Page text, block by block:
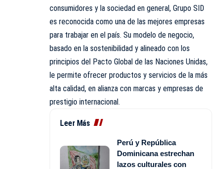
consumidores y la sociedad en general, Grupo SID
es reconocida como una de las mejores empresas
para trabajar en el país. Su modelo de negocio,
basado en la sostenibilidad y alineado con los
principios del Pacto Global de las Naciones Unidas,
le permite ofrecer productos y servicios de la más
alta calidad, en alianza con marcas y empresas de
prestigio internacional.
Leer Más
Perú y República
Dominicana estrechan
lazos culturales con